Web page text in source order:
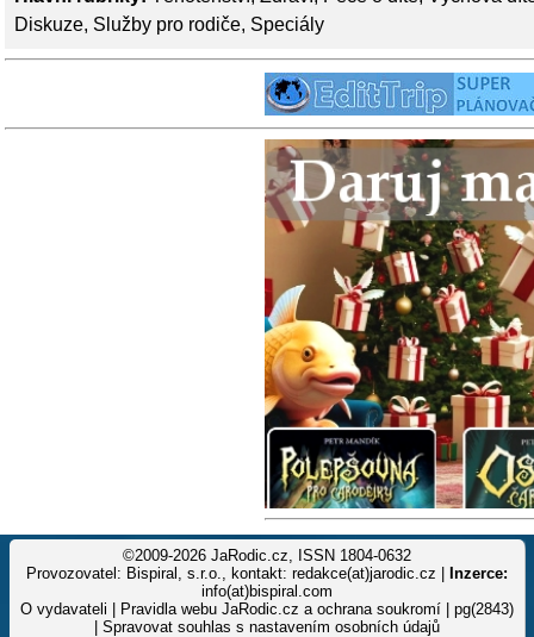
Diskuze, Služby pro rodiče, Speciály
©2009-2026 JaRodic.cz, ISSN 1804-0632
Provozovatel: Bispiral, s.r.o., kontakt: redakce(at)jarodic.cz |
Inzerce:
info(at)bispiral.com
O vydavateli
Pravidla webu JaRodic.cz a ochrana soukromí | pg(2843)
Spravovat souhlas s nastavením osobních údajů